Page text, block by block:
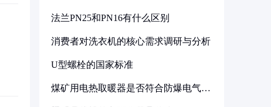
法兰PN25和PN16有什么区别
消费者对洗衣机的核心需求调研与分析
U型螺栓的国家标准
煤矿用电热取暖器是否符合防爆电气设